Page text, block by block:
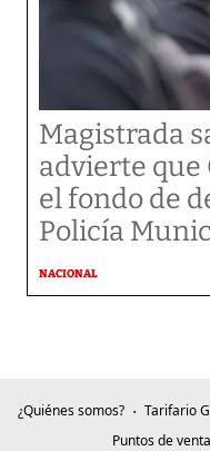
Magistrada
advierte que
el fondo de
Policía
NACIONAL
¿Quiénes somos? Tarifario
Puntos de venta